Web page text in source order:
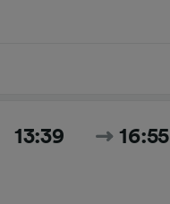
13:39 16:55